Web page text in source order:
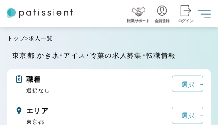
転職サポート 会員登録 ログイン
トップ 求人一覧
東京都 かき氷・アイス・冷菓の求人募集・転職情報
職種
選択
選択なし
エリア
選択
東京都